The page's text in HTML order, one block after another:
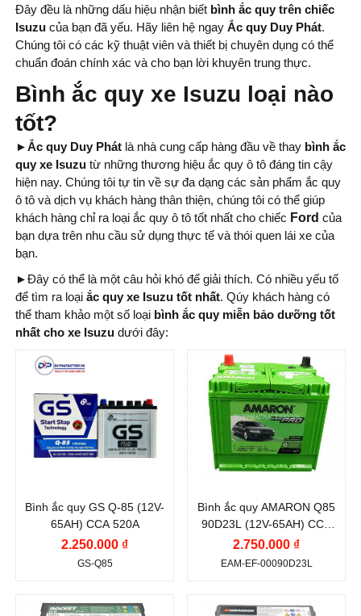
Đây đều là những dấu hiệu nhận biết bình ắc quy trên chiếc
Isuzu của bạn đã yếu. Hãy liên hệ ngay Ắc quy Duy Phát.
Chúng tôi có các kỹ thuật viên và thiết bị chuyên dụng có thể
chuẩn đoán chính xác và cho bạn lời khuyên trung thực.
Bình ắc quy xe Isuzu loại nào
tốt?
►Ắc quy Duy Phát là nhà cung cấp hàng đầu về thay bình ắc
quy xe Isuzu từ những thương hiệu ắc quy ô tô đáng tin cậy
hiện nay. Chúng tôi tự tin về sự đa dạng các sản phẩm ắc quy
ô tô và dịch vụ khách hàng thân thiện, chúng tôi có thể giúp
khách hàng chỉ ra loại ắc quy ô tô tốt nhất cho chiếc Ford của
bạn dựa trên nhu cầu sử dụng thực tế và thói quen lái xe của
bạn.
►Đây có thể là một câu hỏi khó để giải thích. Có nhiều yếu tố
để tìm ra loại ắc quy xe Isuzu tốt nhất. Qúy khách hàng có
thể tham khảo một số loại bình ắc quy miễn bảo dưỡng tốt
nhất cho xe Isuzu dưới đây:
Thương hiệu ắc
GS
Điện thế (V):12 V
65
Dòng khởi động
CCA (A):
(Enhanced Flooded
Bình ắc quy GS Q-85 (12V-
65AH) CCA 520A
2.250.000 ₫
GS-Q85
Thương hiệu ắc
quy:
AMARON
Điện thế (V):
12 V
Dung lượng (Ah):65
Dòng khởi động
CCA (A):
(Enhanced Flooded
Bình ắc quy AMARON Q85
90D23L (12V-65AH) CCA
600A
2.750.000 ₫
EAM-EF-00090D23L
Thương hiệu ắc
Thương hiệu ắc